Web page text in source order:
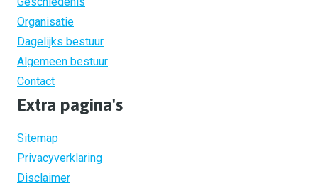
Organisatie
Dagelijks bestuur
Algemeen bestuur
Contact
Extra pagina's
Sitemap
Privacyverklaring
Disclaimer